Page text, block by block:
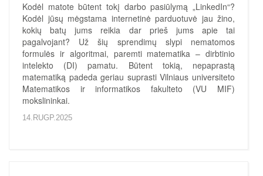
Kodėl matote būtent tokį darbo pasiūlymą „LinkedIn“?
Kodėl jūsų mėgstama internetinė parduotuvė jau žino,
kokių batų jums reikia dar prieš jums apie tai
pagalvojant? Už šių sprendimų slypi nematomos
formulės ir algoritmai, paremti matematika – dirbtinio
intelekto (DI) pamatu. Būtent tokią, nepaprastą
matematiką padeda geriau suprasti Vilniaus universiteto
Matematikos ir informatikos fakulteto (VU MIF)
mokslininkai.
14.RUGP.2025